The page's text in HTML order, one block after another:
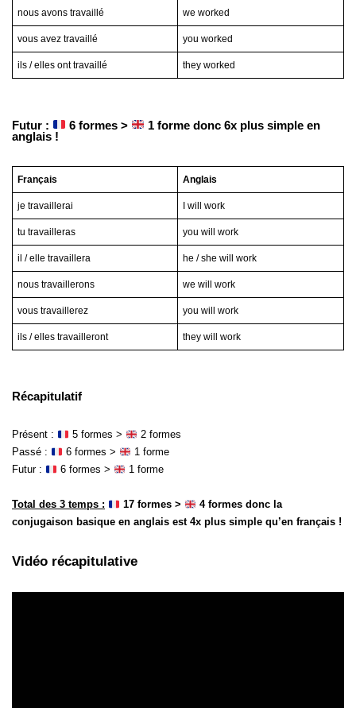
nous avons travaillé we worked
vous avez travaillé you worked
ils / elles ont travaillé they worked
Futur : 6 formes >
1 forme donc 6x plus simple en
anglais !
Français Anglais
je travaillerai I will work
tu travailleras you will work
il / elle travaillera he / she will work
nous travaillerons we will work
vous travaillerez you will work
ils / elles travailleront they will work
Récapitulatif
Présent : 5 formes >
2 formes
Passé :
6 formes >
1 forme
Futur :
6 formes > 1 forme
Total des 3 temps : 17 formes >
4 formes donc la
conjugaison basique en anglais est 4x plus simple qu’en français !
Vidéo récapitulative